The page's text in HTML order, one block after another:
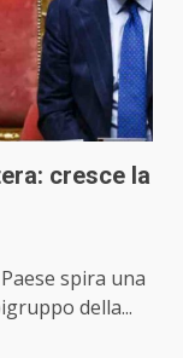
cresce la
spira una
della...